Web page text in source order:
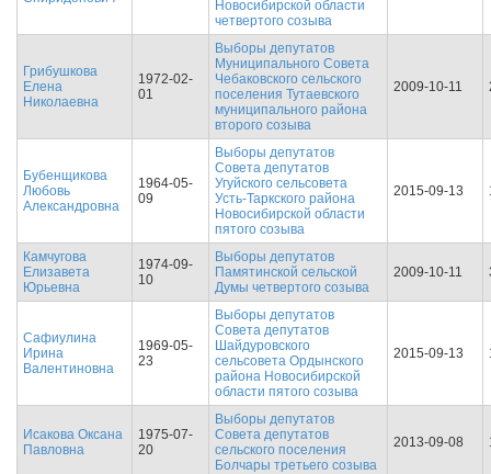
Новосибирской области
четвертого созыва
Грибушкова
Елена
Николаевна
1972-02-
01
Выборы депутатов
Муниципального Совета
Чебаковского сельского
поселения Тутаевского
муниципального района
второго созыва
2009-10-11
Бубенщикова
Любовь
Александровна
1964-05-
09
Выборы депутатов
Совета депутатов
Угуйского сельсовета
Усть-Таркского района
Новосибирской области
пятого созыва
2015-09-13
Камчугова
Елизавета
Юрьевна
1974-09-
10
Выборы депутатов
Памятинской сельской
Думы четвертого созыва
2009-10-11
Сафиулина
Ирина
Валентиновна
1969-05-
23
Выборы депутатов
Совета депутатов
Шайдуровского
сельсовета Ордынского
района Новосибирской
области пятого созыва
2015-09-13
Исакова Оксана
Павловна
1975-07-
20
Выборы депутатов
Совета депутатов
сельского поселения
Болчары третьего созыва
2013-09-08